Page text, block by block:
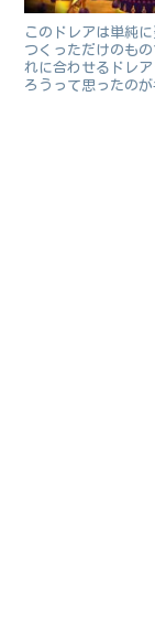
このドレアは単純
つくっただけのも
れに合わせるドレ
ろうって思ったのが